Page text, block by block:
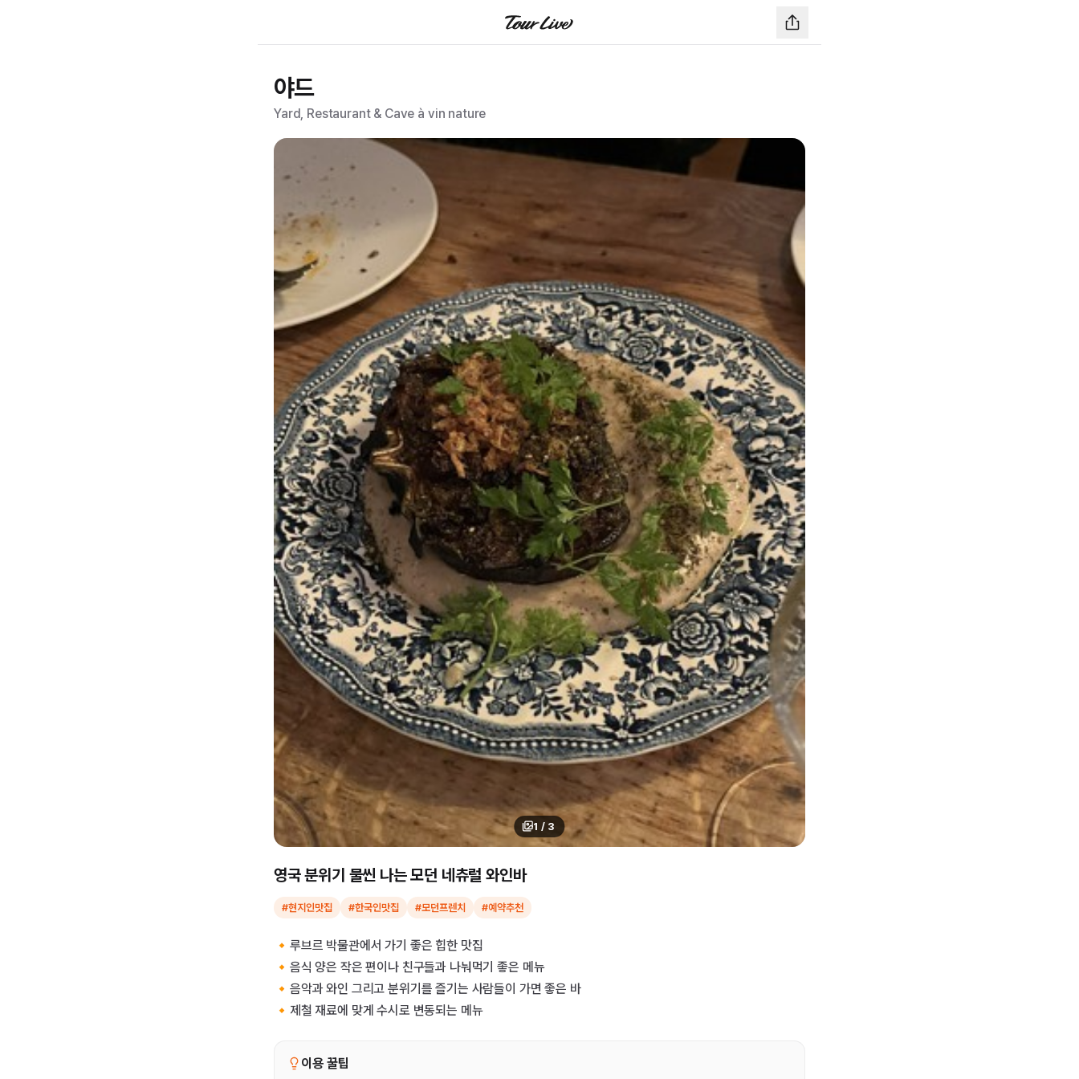
야드
Yard, Restaurant & Cave à vin nature
1 / 3
영국 분위기 물씬 나는 모던 네츄럴 와인바
#현지인맛집 #한국인맛집 #모던프렌치 #예약추천
🔸루브르 박물관에서 가기 좋은 힙한 맛집
🔸음식 양은 작은 편이나 친구들과 나눠먹기 좋은 메뉴
🔸음악과 와인 그리고 분위기를 즐기는 사람들이 가면 좋은 바
🔸제철 재료에 맞게 수시로 변동되는 메뉴
이용 꿀팁